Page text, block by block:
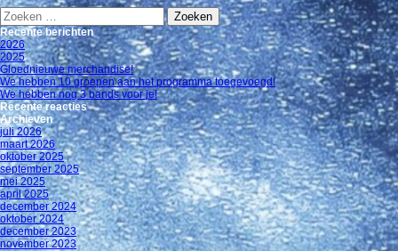
Zoeken
naar:
Recente berichten
2026
2025
Gloednieuwe merchandise!
We hebben 10 groepen aan het programma toegevoegd!
We hebben nog 3 bands voor je!
Recente reacties
Archieven
juli 2026
maart 2026
oktober 2025
september 2025
mei 2025
april 2025
december 2024
oktober 2024
december 2023
november 2023